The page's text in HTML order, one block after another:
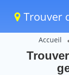
Trouver
Accueil